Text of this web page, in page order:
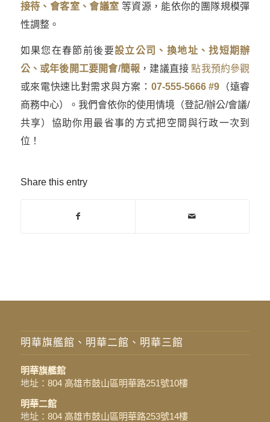
接待、會客室、會議室 等資源，能依你的團隊規模彈
性調整。
如果您在春節前後要設立公司、換地址、找短期辦
公、或年後開工要開會/簡報 ，建議直接點我預約參觀
或來電快速比對需求與方案： 07-555-5666 #9 （遠睿
商務中心）。我們會依你的使用情境（登記/辦公/會議/
共享）協助你用最省事的方式把空間與行政一次到
位！
Share this entry
明華旗艦館、明華二館、明華三館
明華旗艦館
地址： 804 高雄市鼓山區明華路251號10樓
明華二館
地址： 804 高雄市鼓山區明華路253號14樓